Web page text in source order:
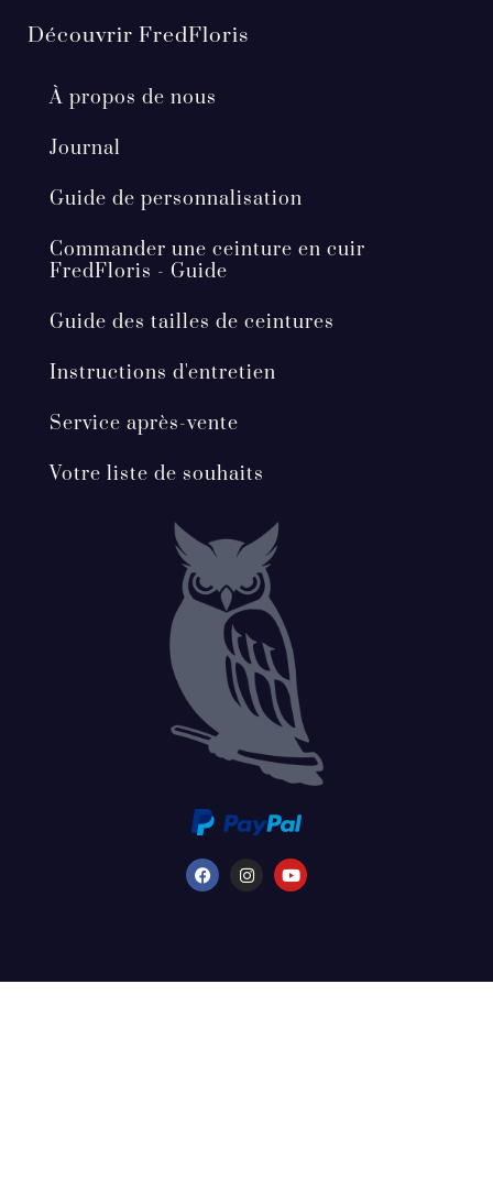
Découvrir FredFloris
À propos de nous
Journal
Guide de personnalisation
Commander une ceinture en cuir
FredFloris - Guide
Guide des tailles de ceintures
Instructions d'entretien
Service après-vente
Votre liste de souhaits